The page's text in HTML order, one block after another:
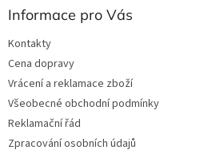
Informace pro Vás
Kontakty
Cena dopravy
Vrácení a reklamace zboží
Všeobecné obchodní podmínky
Reklamační řád
Zpracování osobních údajů